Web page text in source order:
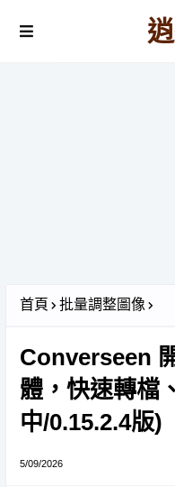
首頁 批量調整圖像
Converseen
體，快速轉檔
中/0.15.2.4版)
5/09/2026